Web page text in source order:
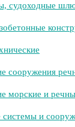
судоходные
сооружения
морские и
и